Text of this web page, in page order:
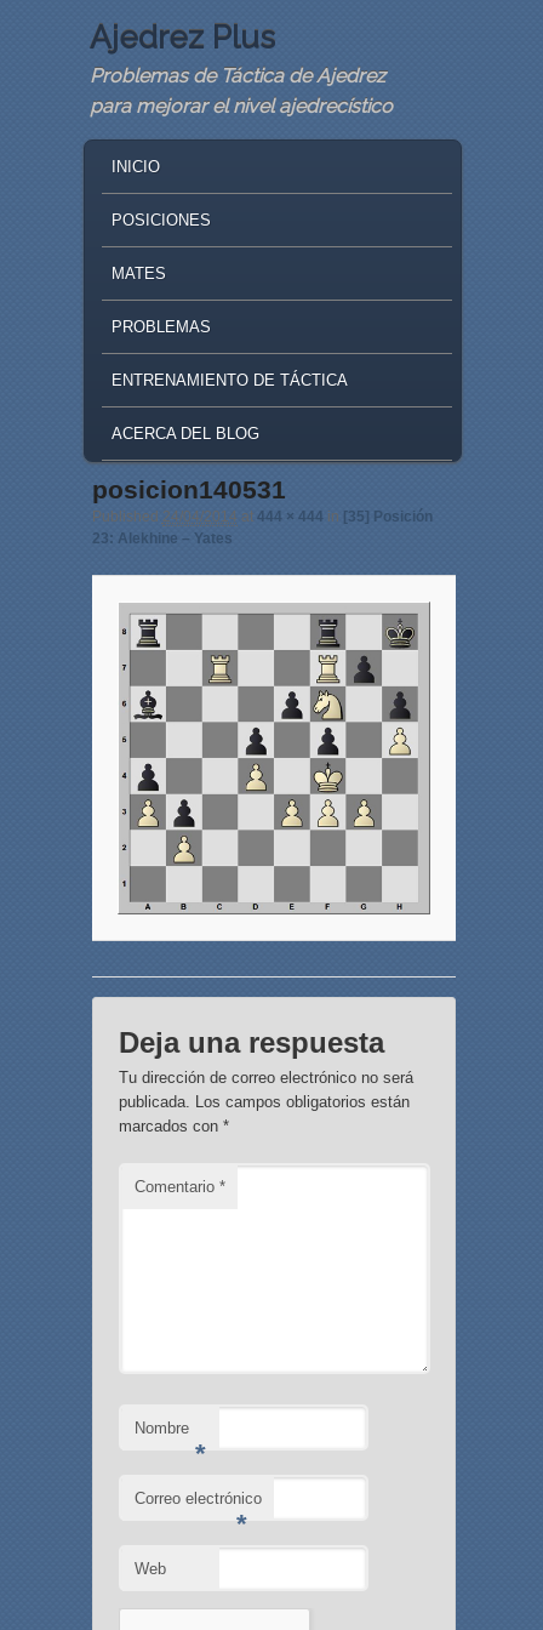
Ajedrez Plus
Problemas de Táctica de Ajedrez
para mejorar el nivel ajedrecístico
SKIP TO PRIMARY CONTENT
SKIP TO SECONDARY CONTENT
INICIO
POSICIONES
MATES
PROBLEMAS
ENTRENAMIENTO DE TÁCTICA
ACERCA DEL BLOG
Image navigation
posicion140531
Published 24/04/2014 at 444 × 444in [35] Posición
23: Alekhine – Yates
Deja una respuesta
Tu dirección de correo electrónico no será
publicada. Los campos obligatorios están
marcados con *
Comentario *
Nombre
*
Correo electrónico
*
Web